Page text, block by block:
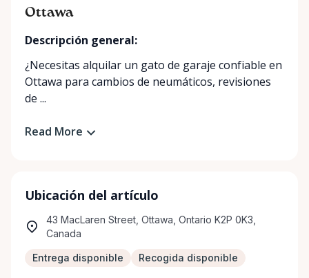
Ottawa
Descripción general:
¿Necesitas alquilar un gato de garaje confiable en
Ottawa para cambios de neumáticos, revisiones
de ...
Read More
Ubicación del artículo
43 MacLaren Street, Ottawa, Ontario K2P 0K3,
Canada
Entrega disponible Recogida disponible